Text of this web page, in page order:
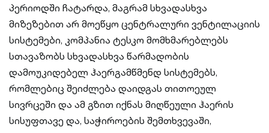
პერიოდში ჩატარდა, მაგრამ სხვადასხვა
მიზეზებით არ მოეწყო ცენტრალური ვენტილაციის
სისტემები, კომპანია ტესკო მომხმარებლებს
სთავაზობს სხვადასხვა წარმადობის
დამოუკიდებელ ჰაერგამწმენდ სისტემებს,
რომლებიც შეიძლება დაიდგას თითოეულ
სივრცეში და ამ გზით იქნას მიღწეული ჰაერის
სისუფთავე და, საჭიროების შემთხვევაში,